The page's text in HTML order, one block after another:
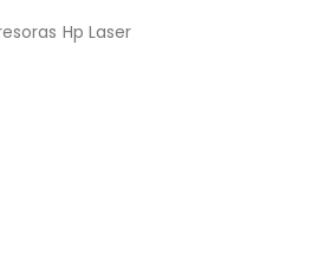
Hp Laser